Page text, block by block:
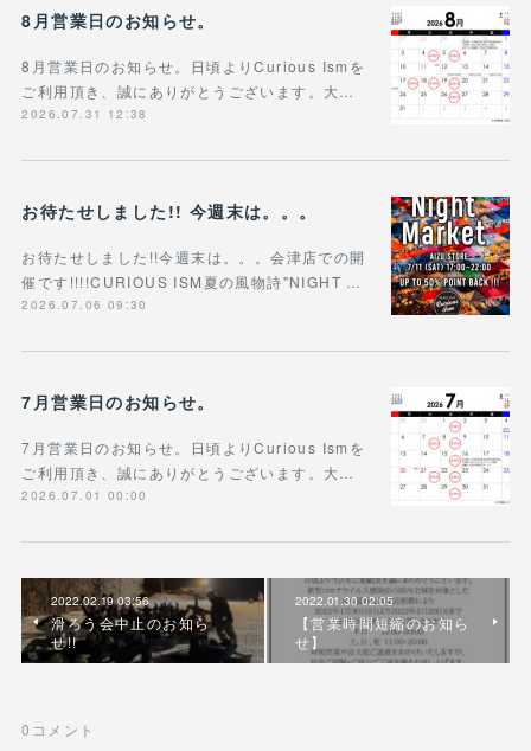
8月営業日のお知らせ。
8月営業日のお知らせ。日頃よりCurious Ismを
ご利用頂き、誠にありがとうございます。大…
2026.07.31 12:38
お待たせしました!! 今週末は。。。
お待たせしました!!今週末は。。。会津店での開
催です!!!!CURIOUS ISM夏の風物詩"NIGHT …
2026.07.06 09:30
7月営業日のお知らせ。
7月営業日のお知らせ。日頃よりCurious Ismを
ご利用頂き、誠にありがとうございます。大…
2026.07.01 00:00
2022.02.19 03:56
滑ろう会中止のお知ら
せ!!
2022.01.30 02:05
【営業時間短縮のお知ら
せ】
0 コメント